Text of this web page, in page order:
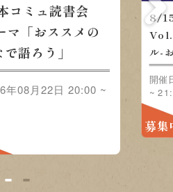
コミュ読書会
「おススメの
語ろう」
年08月22日 20:00 ~
8/
ル-
開催
~
募集
1 2